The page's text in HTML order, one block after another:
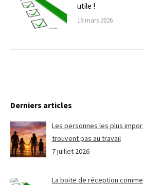
utile !
16 mars 2026
Derniers articles
Les personnes les plus
trouvent pas au travail
7 juillet 2026
La boite de réception